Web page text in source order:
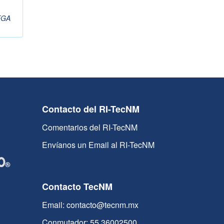
Contacto del RI-TecNM
Comentarios del RI-TecNM
Envíanos un Email al RI-TecNM
Contacto TecNM
Email: contacto@tecnm.mx